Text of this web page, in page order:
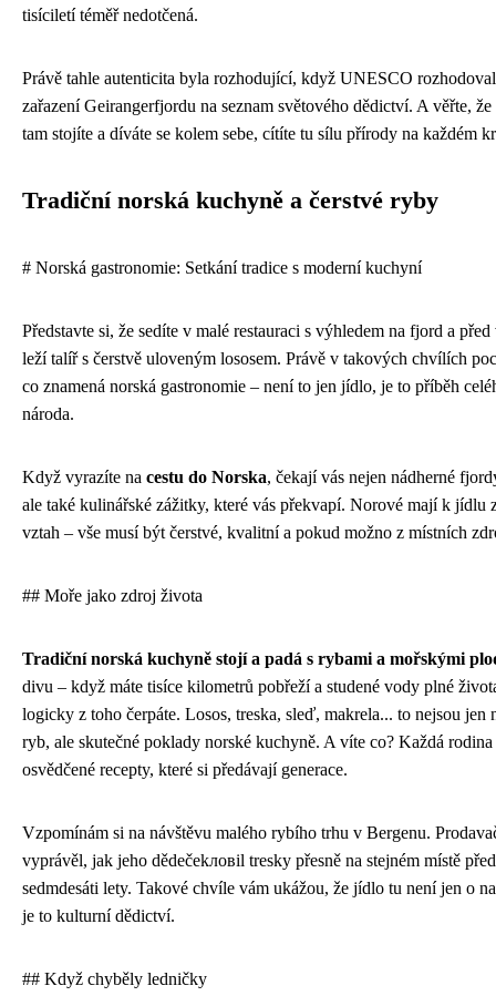
tisíciletí téměř nedotčená.
Právě tahle autenticita byla rozhodující, když UNESCO
zařazení Geirangerfjordu na seznam světového dědictví. A věřte,
tam stojíte a díváte se kolem sebe, cítíte tu sílu přírody na každém
Tradiční norská kuchyně a čerstvé ryby
# Norská gastronomie: Setkání tradice s moderní kuchyní
Představte si, že sedíte v malé restauraci s výhledem na fjord a před
leží talíř s čerstvě uloveným lososem. Právě v takových chvílích
co znamená norská gastronomie – není to jen jídlo, je to příběh
národa.
Když vyrazíte na cestu do Norska, čekají vás nejen nádherné
ale také kulinářské zážitky, které vás překvapí. Norové mají k jídlu
vztah – vše musí být čerstvé, kvalitní a pokud možno z místních
## Moře jako zdroj života
Tradiční norská kuchyně stojí a padá s rybami a mořskými
divu – když máte tisíce kilometrů pobřeží a studené vody plné
logicky z toho čerpáte. Losos, treska, sleď, makrela... to nejsou jen
ryb, ale skutečné poklady norské kuchyně. A víte co? Každá rodina
osvědčené recepty, které si předávají generace.
Vzpomínám si na návštěvu malého rybího trhu v Bergenu.
vyprávěl, jak jeho dědečekловil tresky přesně na stejném místě před
sedmdesáti lety. Takové chvíle vám ukážou, že jídlo tu není jen o
je to kulturní dědictví.
## Když chyběly ledničky